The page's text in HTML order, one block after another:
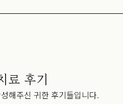
료 후기
해주신 귀한 후기들입니다.